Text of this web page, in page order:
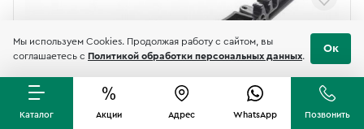
Каталог Акции Адрес WhatsApp Позвонить
Мы используем Cookies. Продолжая работу с сайтом, вы
соглашаетесь с Политикой обработки персональных данных.
Ок